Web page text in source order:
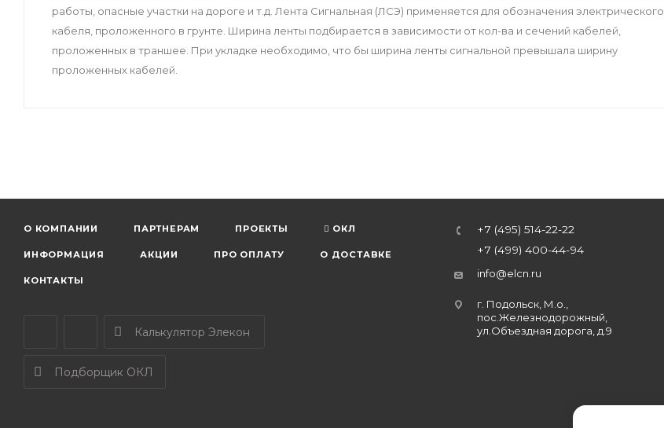
работы, опасные участки на дороге и т.д. Лента Сигнальная (ЛСЭ) применяется для обозначения электрического
кабеля, проложенного в грунте. Ширина ленты подбирается в зависимости от кол-ва и сечений кабелей,
проложенных в траншее. При укладке необходимо, что бы ширина ленты сигнальной превышала ширину
проложенных кабелей.
О КОМПАНИИ ПАРТНЕРАМ ПРОЕКТЫ ОКЛ
ИНФОРМАЦИЯ АКЦИИ ПРО ОПЛАТУ О ДОСТАВКЕ
КОНТАКТЫ
Калькулятор Элекон
Подборщик ОКЛ
+7 (495) 514-22-22
+7 (499) 400-44-94
info@elcn.ru
г. Подольск, М.о.,
пос.Железнодорожный,
ул.Объездная дорога, д.9